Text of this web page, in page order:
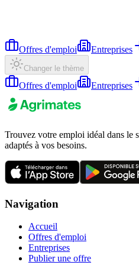
Offres d'emploi Entreprises
Changer le thème
Offres d'emploi Entreprises
Trouvez votre emploi idéal dans le
adaptés à vos besoins.
Navigation
Accueil
Offres d'emploi
Entreprises
Publier une offre